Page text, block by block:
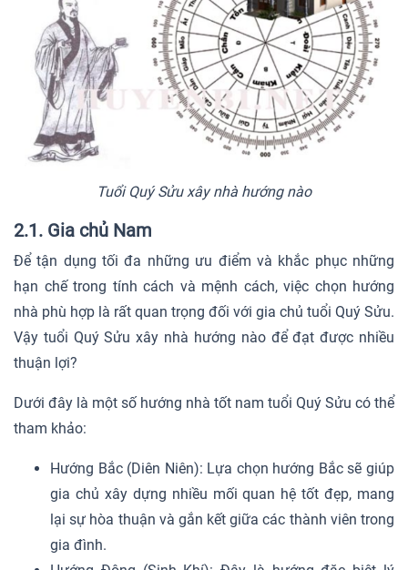
Tuổi Quý Sửu xây nhà hướng nào
2.1. Gia chủ Nam
Để tận dụng tối đa những ưu điểm và khắc phục những
hạn chế trong tính cách và mệnh cách, việc chọn hướng
nhà phù hợp là rất quan trọng đối với gia chủ tuổi Quý Sửu.
Vậy tuổi Quý Sửu xây nhà hướng nào để đạt được nhiều
thuận lợi?
Dưới đây là một số hướng nhà tốt nam tuổi Quý Sửu có thể
tham khảo:
Hướng Bắc (Diên Niên): Lựa chọn hướng Bắc sẽ giúp
gia chủ xây dựng nhiều mối quan hệ tốt đẹp, mang
lại sự hòa thuận và gắn kết giữa các thành viên trong
gia đình.